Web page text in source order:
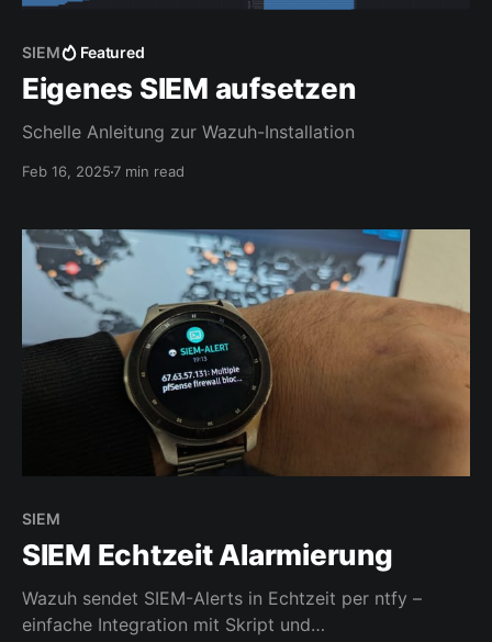
SIEM Featured
Eigenes SIEM aufsetzen
Schelle Anleitung zur Wazuh-Installation
Feb 16, 20257 min read
SIEM
SIEM Echtzeit Alarmierung
Wazuh sendet SIEM-Alerts in Echtzeit per ntfy –
einfache Integration mit Skript und